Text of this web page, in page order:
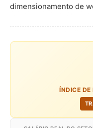
dimensionamento de
ÍNDICE DE